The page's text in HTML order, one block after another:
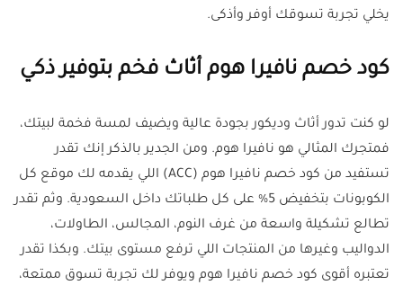
يخلي تجربة تسوقك أوفر وأذكى.
كود خصم نافيرا هوم أثاث فخم بتوفير ذكي
لو كنت تدور أثاث وديكور بجودة عالية ويضيف لمسة فخمة لبيتك،
فمتجرك المثالي هو نافيرا هوم. ومن الجدير بالذكر إنك تقدر
تستفيد من كود خصم نافيرا هوم (ACC) اللي يقدمه لك موقع كل
الكوبونات بتخفيض 5% على كل طلباتك داخل السعودية. وثم تقدر
تطالع تشكيلة واسعة من غرف النوم، المجالس، الطاولات،
الدواليب وغيرها من المنتجات اللي ترفع مستوى بيتك. وبكذا تقدر
تعتبره أقوى كود خصم نافيرا هوم ويوفر لك تجربة تسوق ممتعة،